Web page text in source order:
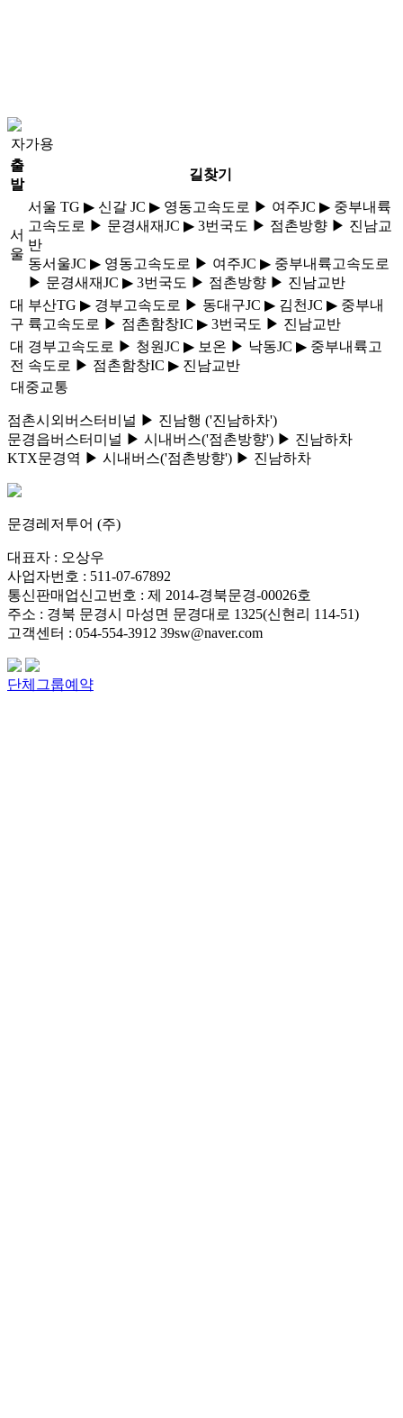
자가용
출
발
길찾기
서
울
서울 TG ▶ 신갈 JC ▶ 영동고속도로 ▶ 여주JC ▶ 중부내륙
고속도로 ▶ 문경새재JC ▶ 3번국도 ▶ 점촌방향 ▶ 진남교
반
동서울JC ▶ 영동고속도로 ▶ 여주JC ▶ 중부내륙고속도로
▶ 문경새재JC ▶ 3번국도 ▶ 점촌방향 ▶ 진남교반
대
구
부산TG ▶ 경부고속도로 ▶ 동대구JC ▶ 김천JC ▶ 중부내
륙고속도로 ▶ 점촌함창IC ▶ 3번국도 ▶ 진남교반
대
전
경부고속도로 ▶ 청원JC ▶ 보온 ▶ 낙동JC ▶ 중부내륙고
속도로 ▶ 점촌함창IC ▶ 진남교반
대중교통
점촌시외버스터비널 ▶ 진남행 ('진남하차')
문경읍버스터미널 ▶ 시내버스('점촌방향') ▶ 진남하차
KTX문경역 ▶ 시내버스('점촌방향') ▶ 진남하차
문경레저투어 (주)
대표자 : 오상우
사업자번호 : 511-07-67892
통신판매업신고번호 : 제 2014-경북문경-00026호
주소 : 경북 문경시 마성면 문경대로 1325(신현리 114-51)
고객센터 : 054-554-3912 39sw@naver.com
단체그룹예약